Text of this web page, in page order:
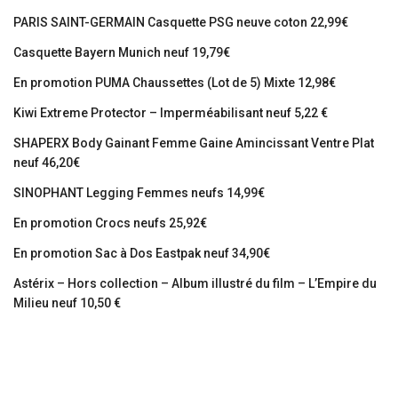
PARIS SAINT-GERMAIN Casquette PSG neuve coton 22,99€
Casquette Bayern Munich neuf 19,79€
En promotion PUMA Chaussettes (Lot de 5) Mixte 12,98€
Kiwi Extreme Protector – Imperméabilisant neuf 5,22 €
SHAPERX Body Gainant Femme Gaine Amincissant Ventre Plat
neuf 46,20€
SINOPHANT Legging Femmes neufs 14,99€
En promotion Crocs neufs 25,92€
En promotion Sac à Dos Eastpak neuf 34,90€
Astérix – Hors collection – Album illustré du film – L’Empire du
Milieu neuf 10,50 €